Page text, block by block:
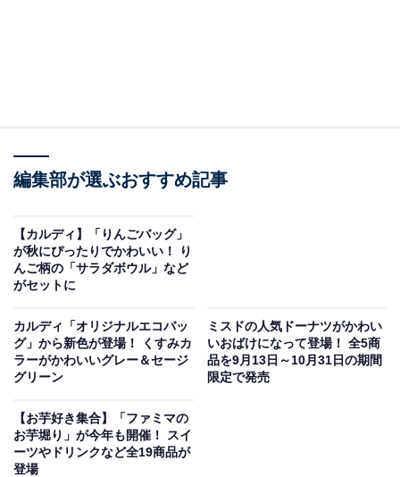
『ファミリア×紀ノ国屋 トートバッグ』（税込2
万4200円）
編集部が選ぶおすすめ記事
【カルディ】「りんごバッグ」
が秋にぴったりでかわいい！ り
んご柄の「サラダボウル」など
がセットに
カルディ「オリジナルエコバッ
グ」から新色が登場！ くすみカ
ラーがかわいいグレー＆セージ
グリーン
ミスドの人気ドーナツがかわい
いおばけになって登場！ 全5商
品を9月13日～10月31日の期間
限定で発売
【お芋好き集合】「ファミマの
お芋堀り」が今年も開催！ スイ
ーツやドリンクなど全19商品が
登場